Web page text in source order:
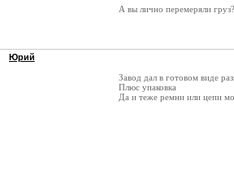
А вы лично перемеряли груз?
Юрий
Завод дал в готовом виде
Плюс упаковка
Да и теже ремни или цепи